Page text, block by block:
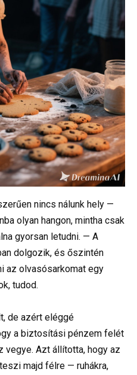
nincs nálunk hely —
olyan hangon, mintha csak
gyorsan letudni. — A
dolgozik, és őszintén
az olvasósarkomat egy
tudod.
de azért eléggé
a biztosítási pénzem felét
vegye. Azt állította, hogy az
majd félre — ruhákra,